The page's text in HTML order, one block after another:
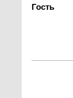
Гость